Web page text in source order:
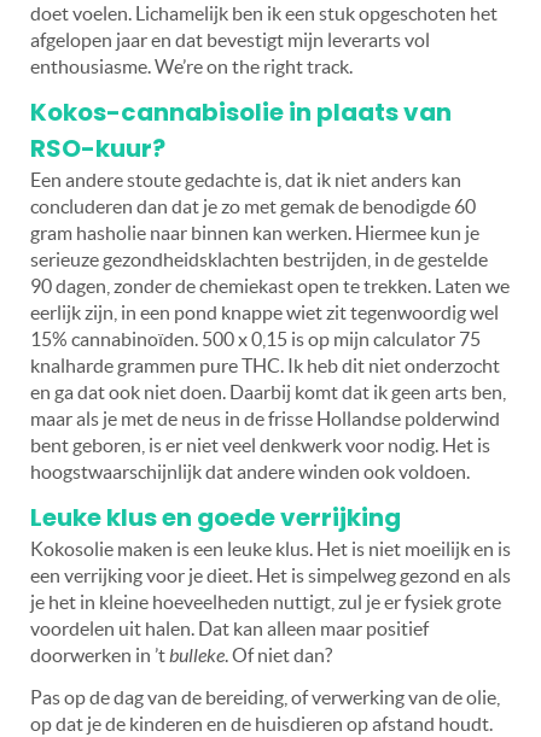
doet voelen. Lichamelijk ben ik een stuk opgeschoten het
afgelopen jaar en dat bevestigt mijn leverarts vol
enthousiasme. We’re on the right track.
Kokos-cannabisolie in plaats van
RSO-kuur?
Een andere stoute gedachte is, dat ik niet anders kan
concluderen dan dat je zo met gemak de benodigde 60
gram hasholie naar binnen kan werken. Hiermee kun je
serieuze gezondheidsklachten bestrijden, in de gestelde
90 dagen, zonder de chemiekast open te trekken. Laten we
eerlijk zijn, in een pond knappe wiet zit tegenwoordig wel
15% cannabinoïden. 500 x 0,15 is op mijn calculator 75
knalharde grammen pure THC. Ik heb dit niet onderzocht
en ga dat ook niet doen. Daarbij komt dat ik geen arts ben,
maar als je met de neus in de frisse Hollandse polderwind
bent geboren, is er niet veel denkwerk voor nodig. Het is
hoogstwaarschijnlijk dat andere winden ook voldoen.
Leuke klus en goede verrijking
Kokosolie maken is een leuke klus. Het is niet moeilijk en is
een verrijking voor je dieet. Het is simpelweg gezond en als
je het in kleine hoeveelheden nuttigt, zul je er fysiek grote
voordelen uit halen. Dat kan alleen maar positief
doorwerken in ’tbulleke. Of niet dan?
Pas op de dag van de bereiding, of verwerking van de olie,
op dat je de kinderen en de huisdieren op afstand houdt.